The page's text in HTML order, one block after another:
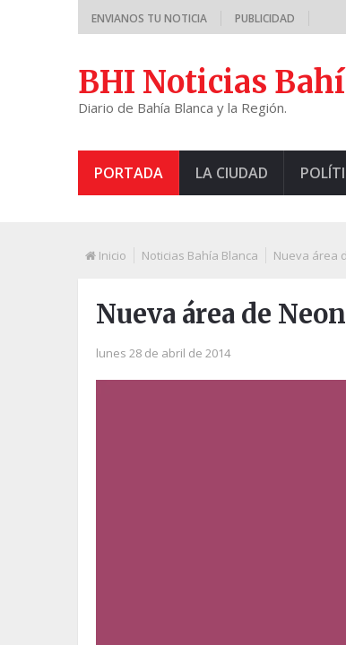
ENVIANOS TU NOTICIA PUBLICIDAD
BHI Noticias
Diario de Bahía Blanca y la Región.
PORTADA LA CIUDAD
Inicio Noticias Bahía Blanca Nueva área
Nueva área de
lunes 28 de abril de 2014